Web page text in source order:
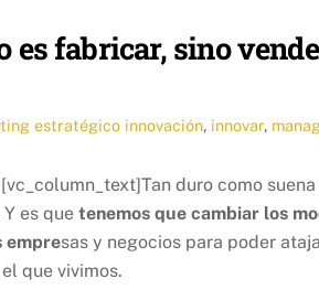
es fabricar, sino
estratégico innovación, innovar,
duro como
es que tenemos que cambiar los
empresas y negocios para poder
que vivimos.